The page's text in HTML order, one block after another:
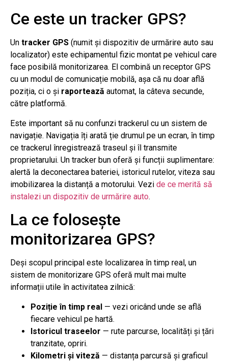
Ce este un tracker GPS?
Un tracker GPS (numit și dispozitiv de urmărire auto sau
localizator) este echipamentul fizic montat pe vehicul care
face posibilă monitorizarea. El combină un receptor GPS
cu un modul de comunicație mobilă, așa că nu doar află
poziția, ci o și raportează automat, la câteva secunde,
către platformă.
Este important să nu confunzi trackerul cu un sistem de
navigație. Navigația îți arată ție drumul pe un ecran, în timp
ce trackerul înregistrează traseul și îl transmite
proprietarului. Un tracker bun oferă și funcții suplimentare:
alertă la deconectarea bateriei, istoricul rutelor, viteza sau
imobilizarea la distanță a motorului. Vezi de ce merită să
instalezi un dispozitiv de urmărire auto.
La ce folosește
monitorizarea GPS?
Deși scopul principal este localizarea în timp real, un
sistem de monitorizare GPS oferă mult mai multe
informații utile în activitatea zilnică:
Poziție în timp real — vezi oricând unde se află
fiecare vehicul pe hartă.
Istoricul traseelor — rute parcurse, localități și țări
tranzitate, opriri.
Kilometri și viteză — distanța parcursă și graficul